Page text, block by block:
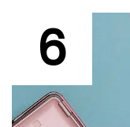
6